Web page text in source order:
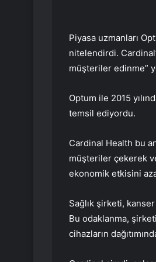
Piyasa uzmanları
nitelendirdi.
müşteriler edinme”
Optum ile 2015
temsil ediyordu.
Cardinal Health bu
müşteriler çekerek
ekonomik etkisini
Sağlık şirketi,
Bu odaklanma,
cihazların